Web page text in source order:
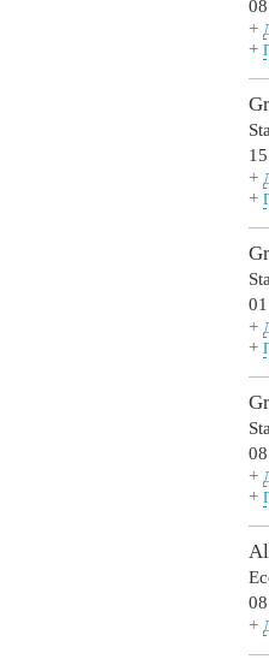
+
+
+
+
+
+
+
+
+